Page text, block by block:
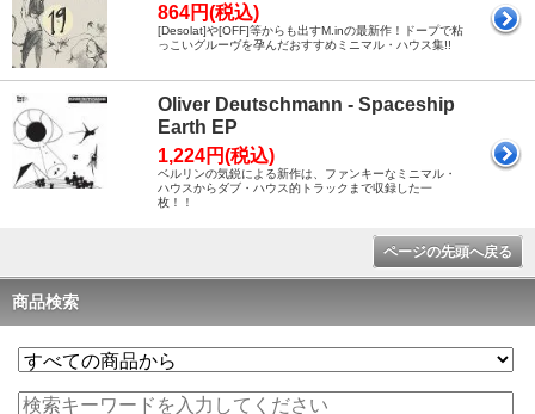
864円(税込)
[Desolat]や[OFF]等からも出すM.inの最新作！ドープで粘
っこいグルーヴを孕んだおすすめミニマル・ハウス集!!
Oliver Deutschmann - Spaceship
Earth EP
1,224円(税込)
ベルリンの気鋭による新作は、ファンキーなミニマル・
ハウスからダブ・ハウス的トラックまで収録した一
枚！！
ページの先頭へ戻る
商品検索